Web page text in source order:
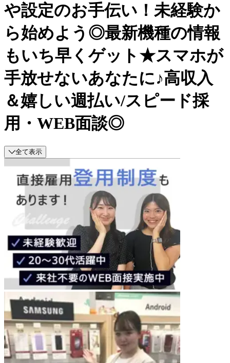
や設定のお手伝い！未経験か
ら始めよう◎最新機種の情報
もいち早くゲット★スマホが
手放せないあなたに♪高収入
＆嬉しい週払い/スピード採
用・WEB面談◎
全て表示